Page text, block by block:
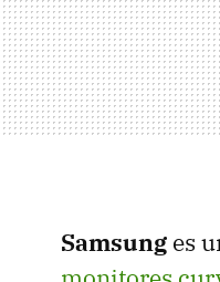
Samsung es